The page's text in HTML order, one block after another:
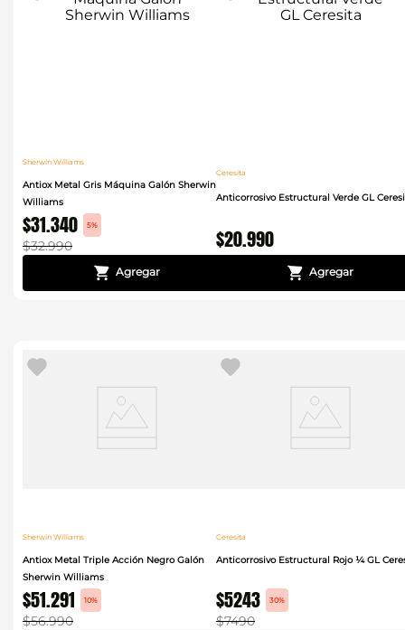
Sherwin Williams
Antiox Metal Gris Máquina Galón Sherwin
Williams
$31.340 5%
$32.990
Ceresita
Anticorrosivo Estructural Verde GL
$20.990
Sherwin Williams
Antiox Metal Triple Acción Negro Galón
Sherwin Williams
$51.291 10%
$56.990
Ceresita
Anticorrosivo Estructural Rojo ¼ GL
$5243 30%
$7490